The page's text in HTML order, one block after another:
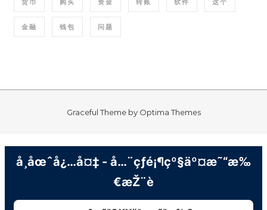
货币 购买 资金 转账 软件 这个
金融 钱包 问题
Graceful Theme by Optima Themes